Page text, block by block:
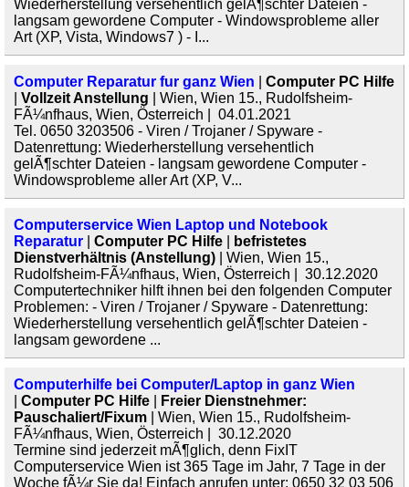
Wiederherstellung versehentlich gelÃ¶schter Dateien -
langsam gewordene Computer - Windowsprobleme aller
Art (XP, Vista, Windows7 ) - I...
Computer Reparatur fur ganz Wien
Computer PC Hilfe
Vollzeit Anstellung | Wien, Wien 15., Rudolfsheim-
FÃ¼nfhaus, Wien, Österreich | 04.01.2021
Tel. 0650 3203506 - Viren / Trojaner / Spyware -
Datenrettung: Wiederherstellung versehentlich
gelÃ¶schter Dateien - langsam gewordene Computer -
Windowsprobleme aller Art (XP, V...
Computerservice Wien Laptop und Notebook
Reparatur
Computer PC Hilfe
befristetes
Dienstverhältnis (Anstellung) | Wien, Wien 15.,
Rudolfsheim-FÃ¼nfhaus, Wien, Österreich | 30.12.2020
Computertechniker hilft ihnen bei den folgenden Computer
Problemen: - Viren / Trojaner / Spyware - Datenrettung:
Wiederherstellung versehentlich gelÃ¶schter Dateien -
langsam gewordene ...
Computerhilfe bei Computer/Laptop in ganz Wien
Computer PC Hilfe
Freier Dienstnehmer:
Pauschaliert/Fixum | Wien, Wien 15., Rudolfsheim-
FÃ¼nfhaus, Wien, Österreich | 30.12.2020
Termine sind jederzeit mÃ¶glich, denn FixIT
Computerservice Wien ist 365 Tage im Jahr, 7 Tage in der
Woche fÃ¼r Sie da! Einfach anrufen unter: 0650 32 03 506